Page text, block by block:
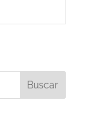
Buscar